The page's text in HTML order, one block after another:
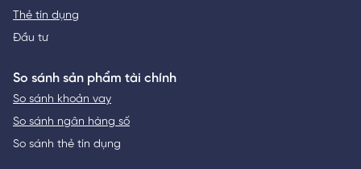
Thẻ tín dụng
Đầu tư
So sánh sản phẩm tài chính
So sánh khoản vay
So sánh ngân hàng số
So sánh thẻ tín dụng